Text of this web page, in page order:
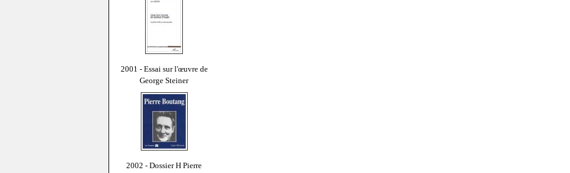
2001 - Essai sur l'œuvre de
George Steiner
2002 - Dossier H Pierre